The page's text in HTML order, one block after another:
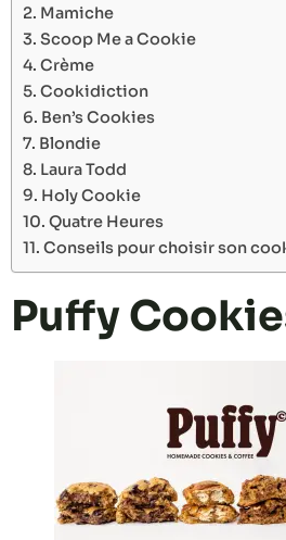
Mamiche
Scoop Me a Cookie
Crème
Cookidiction
Ben’s Cookies
Blondie
Laura Todd
Holy Cookie
Quatre Heures
Conseils pour choisir son
Puffy